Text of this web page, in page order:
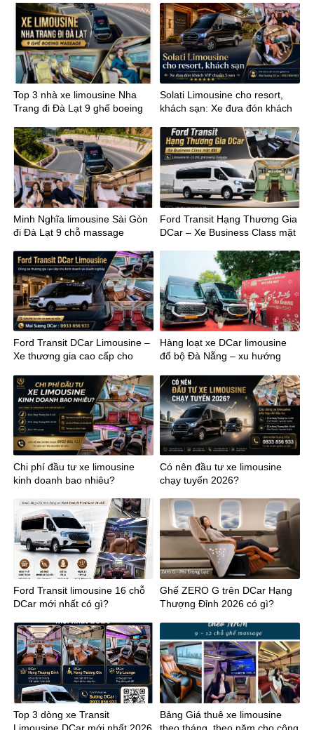
Top 3 nhà xe limousine Nha
Trang đi Đà Lạt 9 ghế boeing
Solati Limousine cho resort,
khách sạn: Xe đưa đón khách
Minh Nghĩa limousine Sài Gòn
đi Đà Lạt 9 chỗ massage
Ford Transit Hạng Thương Gia
DCar – Xe Business Class mặt
Ford Transit DCar Limousine –
Xe thương gia cao cấp cho
Hàng loạt xe DCar limousine
đổ bộ Đà Nẵng – xu hướng
miền Trung
Chi phí đầu tư xe limousine
kinh doanh bao nhiêu?
Có nên đầu tư xe limousine
chạy tuyến 2026?
Ford Transit limousine 16 chỗ
DCar mới nhất có gì?
Ghế ZERO G trên DCar Hạng
Thượng Đỉnh 2026 có gì?
Top 3 dòng xe Transit
Bảng Giá thuê xe limousine